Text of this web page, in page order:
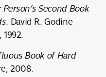
Second Book
. David R. Godine
Book of Hard
2008.